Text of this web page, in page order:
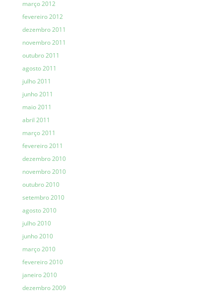
março 2012
fevereiro 2012
dezembro 2011
novembro 2011
outubro 2011
agosto 2011
julho 2011
junho 2011
maio 2011
abril 2011
março 2011
fevereiro 2011
dezembro 2010
novembro 2010
outubro 2010
setembro 2010
agosto 2010
julho 2010
junho 2010
março 2010
fevereiro 2010
janeiro 2010
dezembro 2009